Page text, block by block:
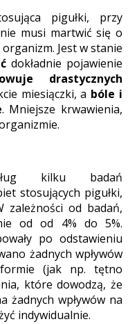
pigułki, przy
musi martwić się o
Jest w stanie
dokładnie pojawienie
drastycznych
miesiączki, a bóle i
. Mniejsze krwawienia,
kilku badań
stosujących pigułki,
zależności od badań,
od od 4% do 5%.
po odstawieniu
żadnych wpływów
(jak np. tętno
które dowodzą, że
żadnych wpływów na
indywidualnie.